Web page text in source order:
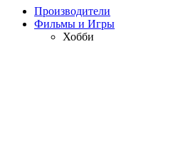
Производители
Фильмы и Игры
Хобби